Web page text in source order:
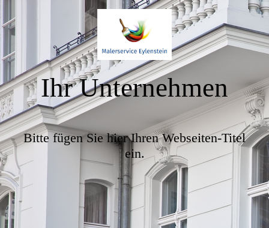
Ihr Unternehmen
Bitte fügen Sie hier Ihren Webseiten-Titel
ein.